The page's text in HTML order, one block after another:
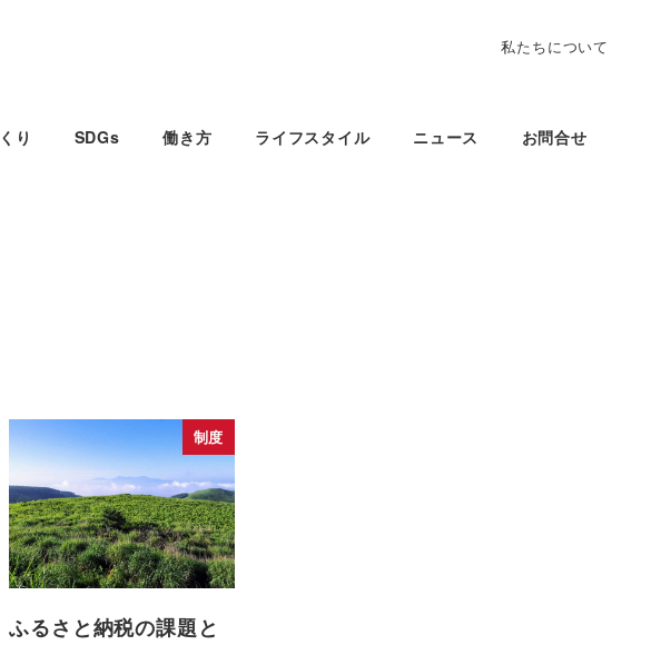
私たちについて
り SDGs 働き方 ライフスタイル ニュース お問合せ
制度
ふるさと納税の課題と